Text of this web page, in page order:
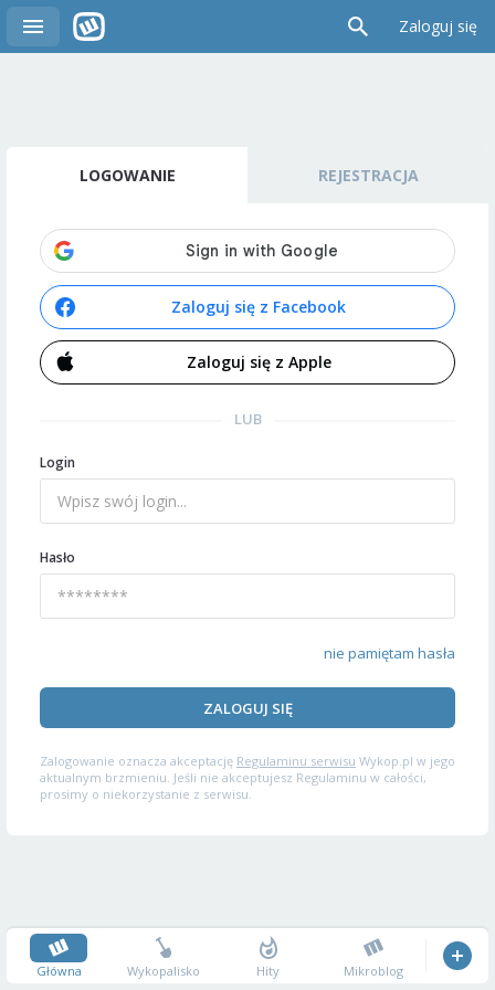
Zaloguj się
LOGOWANIE REJESTRACJA
Zaloguj się z Facebook
Zaloguj się z Apple
LUB
Login
Hasło
nie pamiętam hasła
ZALOGUJ SIĘ
Zalogowanie oznacza akceptację Regulaminu serwisu Wykop.pl w jego
aktualnym brzmieniu. Jeśli nie akceptujesz Regulaminu w całości,
prosimy o niekorzystanie z serwisu.
Główna Wykopalisko Hity Mikroblog